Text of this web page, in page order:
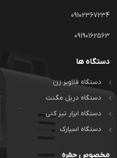
09102367234
09190162563
دستگاه ها
دستگاه قلاویز زن
دستگاه دریل مگنت
دستگاه ابزار تیز کنی
دستگاه اسپارک
مخصوص حفره